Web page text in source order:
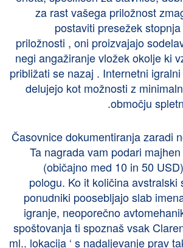
za rast vašega priložnost
postaviti presežek
priložnosti , oni proizvajajo
negi angažiranje vložek okolje ki
približati se nazaj . Internetni
delujejo kot možnosti z
območju
Časovnice dokumentiranja zaradi
Ta nagrada vam podari
(običajno med 10 in 50
pologu. Ko it količina avstralski
ponudniki poosebljajo slab
igranje, neoporečno
spoštovanja ti spoznaš vsak
ml.. lokacija ‘ s nadaljevanje prav